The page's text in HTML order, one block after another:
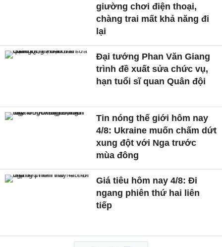
giường chơi điện thoại,
chàng trai mất khả năng đi
lại
Đại tướng Phan Văn Giang
trình đề xuất sửa chức vụ,
hạn tuổi sĩ quan Quân đội
Tin nóng thế giới hôm nay
4/8: Ukraine muốn chấm dứt
xung đột với Nga trước
mùa đông
Giá tiêu hôm nay 4/8: Đi
ngang phiên thứ hai liên
tiếp